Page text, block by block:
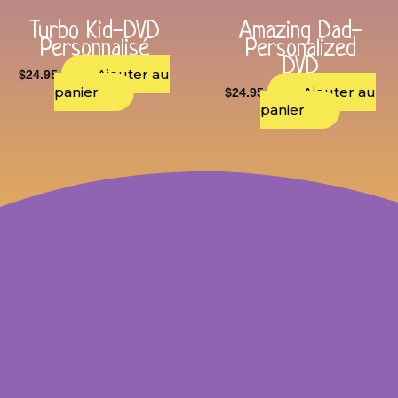
Turbo Kid-DVD
Personnalisé
$24.95
Ajouter au
panier
Amazing Dad-
Personalized
DVD
$24.95
Ajouter au
panier